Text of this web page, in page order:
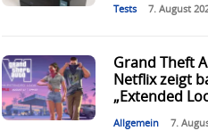
Tests 7. August
Grand Theft
Netflix zeigt
„Extended
Allgemein 7.